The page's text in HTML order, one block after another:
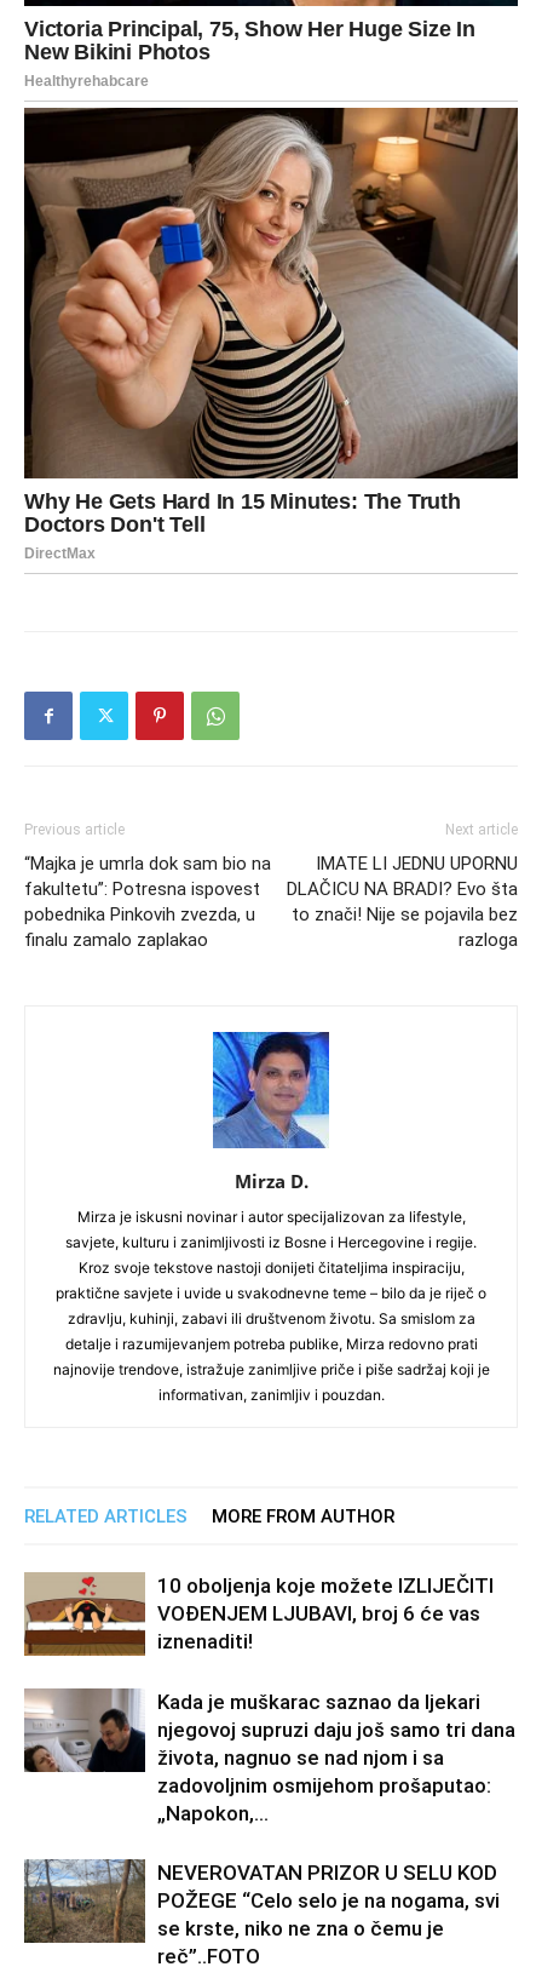
Previous article
“Majka je umrla dok sam bio na
fakultetu”: Potresna ispovest
pobednika Pinkovih zvezda, u
finalu zamalo zaplakao
Next article
IMATE LI JEDNU UPORNU
DLAČICU NA BRADI? Evo šta
to znači! Nije se pojavila bez
razloga
Mirza D.
Mirza je iskusni novinar i autor specijalizovan za lifestyle,
savjete, kulturu i zanimljivosti iz Bosne i Hercegovine i regije.
Kroz svoje tekstove nastoji donijeti čitateljima inspiraciju,
praktične savjete i uvide u svakodnevne teme – bilo da je riječ o
zdravlju, kuhinji, zabavi ili društvenom životu. Sa smislom za
detalje i razumijevanjem potreba publike, Mirza redovno prati
najnovije trendove, istražuje zanimljive priče i piše sadržaj koji je
informativan, zanimljiv i pouzdan.
RELATED ARTICLES MORE FROM AUTHOR
10 oboljenja koje možete IZLIJEČITI
VOĐENJEM LJUBAVI, broj 6 će vas
iznenaditi!
Kada je muškarac saznao da ljekari
njegovoj supruzi daju još samo tri dana
života, nagnuo se nad njom i sa
zadovoljnim osmijehom prošaputao:
„Napokon,...
NEVEROVATAN PRIZOR U SELU KOD
POŽEGE “Celo selo je na nogama, svi
se krste, niko ne zna o čemu je
reč”..FOTO